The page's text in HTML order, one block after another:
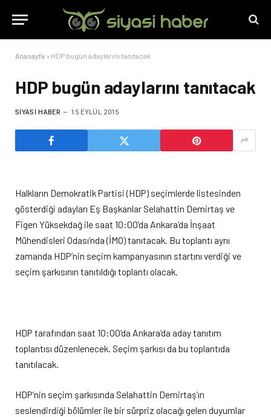
Anasayfa » HDP bugün adaylarını tanıtacak
HDP bugün adaylarını tanıtacak
SIYASI HABER 15 EYLÜL 2015
Halkların Demokratik Partisi (HDP) seçimlerde listesinden
gösterdiği adayları Eş Başkanlar Selahattin Demirtaş ve
Figen Yüksekdağ ile saat 10:00’da Ankara’da İnşaat
Mühendisleri Odası’nda (İMO) tanıtacak. Bu toplantı aynı
zamanda HDP’nin seçim kampanyasının startını verdiği ve
seçim şarkısının tanıtıldığı toplantı olacak.
HDP tarafından saat 10:00’da Ankara’da aday tanıtım
toplantısı düzenlenecek. Seçim şarkısı da bu toplantıda
tanıtılacak.
HDP’nin seçim şarkısında Selahattin Demirtaş’ın
seslendirdiği bölümler ile bir sürpriz olacağı gelen duyumlar